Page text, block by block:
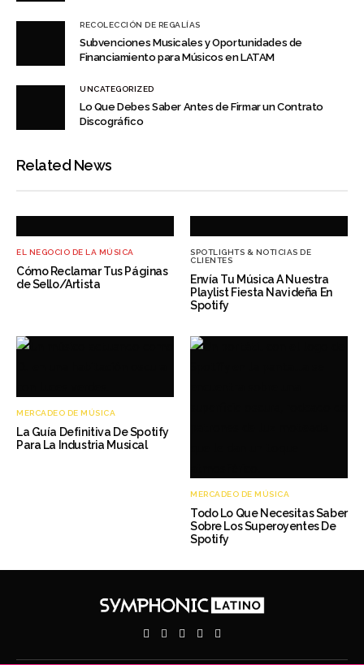
RECOLECCIÓN DE REGALÍAS
Subvenciones Musicales y Oportunidades de
Financiamiento para Músicos en LATAM
UNCATEGORIZED
Lo Que Debes Saber Antes de Firmar un Contrato
Discográfico
Related News
EL NEGOCIO DE LA MÚSICA
Cómo Reclamar Tus Páginas
de Sello/Artista
SPOTLIGHTS & NOTICIAS DE
CLIENTES
Envía Tu Música A Nuestra
Playlist Fiesta Navideña En
Spotify
MERCADEO DE MÚSICA
La Guía Definitiva De Spotify
Para La Industria Musical
MERCADEO DE MÚSICA
Todo Lo Que Necesitas Saber
Sobre Los Superoyentes De
Spotify